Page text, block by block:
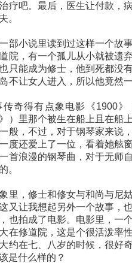
疗吧。最后，医生让付款，
。
小说里读到过这样一个故
院，有一个孤儿从小就被遗
只能成为修士，他到死都没
不让女人进入，所以他竟然
得有点象电影《1900》
》）里那个被生在船上且在船
般，不过，对于钢琴家来说
度还爱上了一位，看着她舷
首浪漫的钢琴曲，对于无师
。
，修士和修女与和尚与尼
又让我想起另外一个故事，
也拍成了电影。电影里，一
在修道院，这是个很活泼率
约在七、八岁的时候，很好
是什么样的？